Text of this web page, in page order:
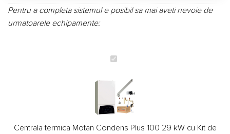
Pentru a completa sistemul e posibil sa mai aveti nevoie de
urmatoarele echipamente:
Centrala
Motan
Condens
Plus
29
Centrala termica Motan Condens Plus 100 29 kW cu Kit de